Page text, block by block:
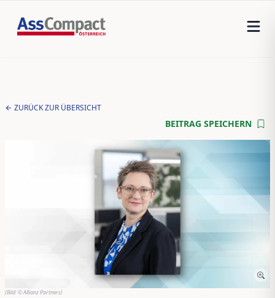
ZURÜCK ZUR ÜBERSICHT
BEITRAG SPEICHERN
(Bild:© Allianz Partners)